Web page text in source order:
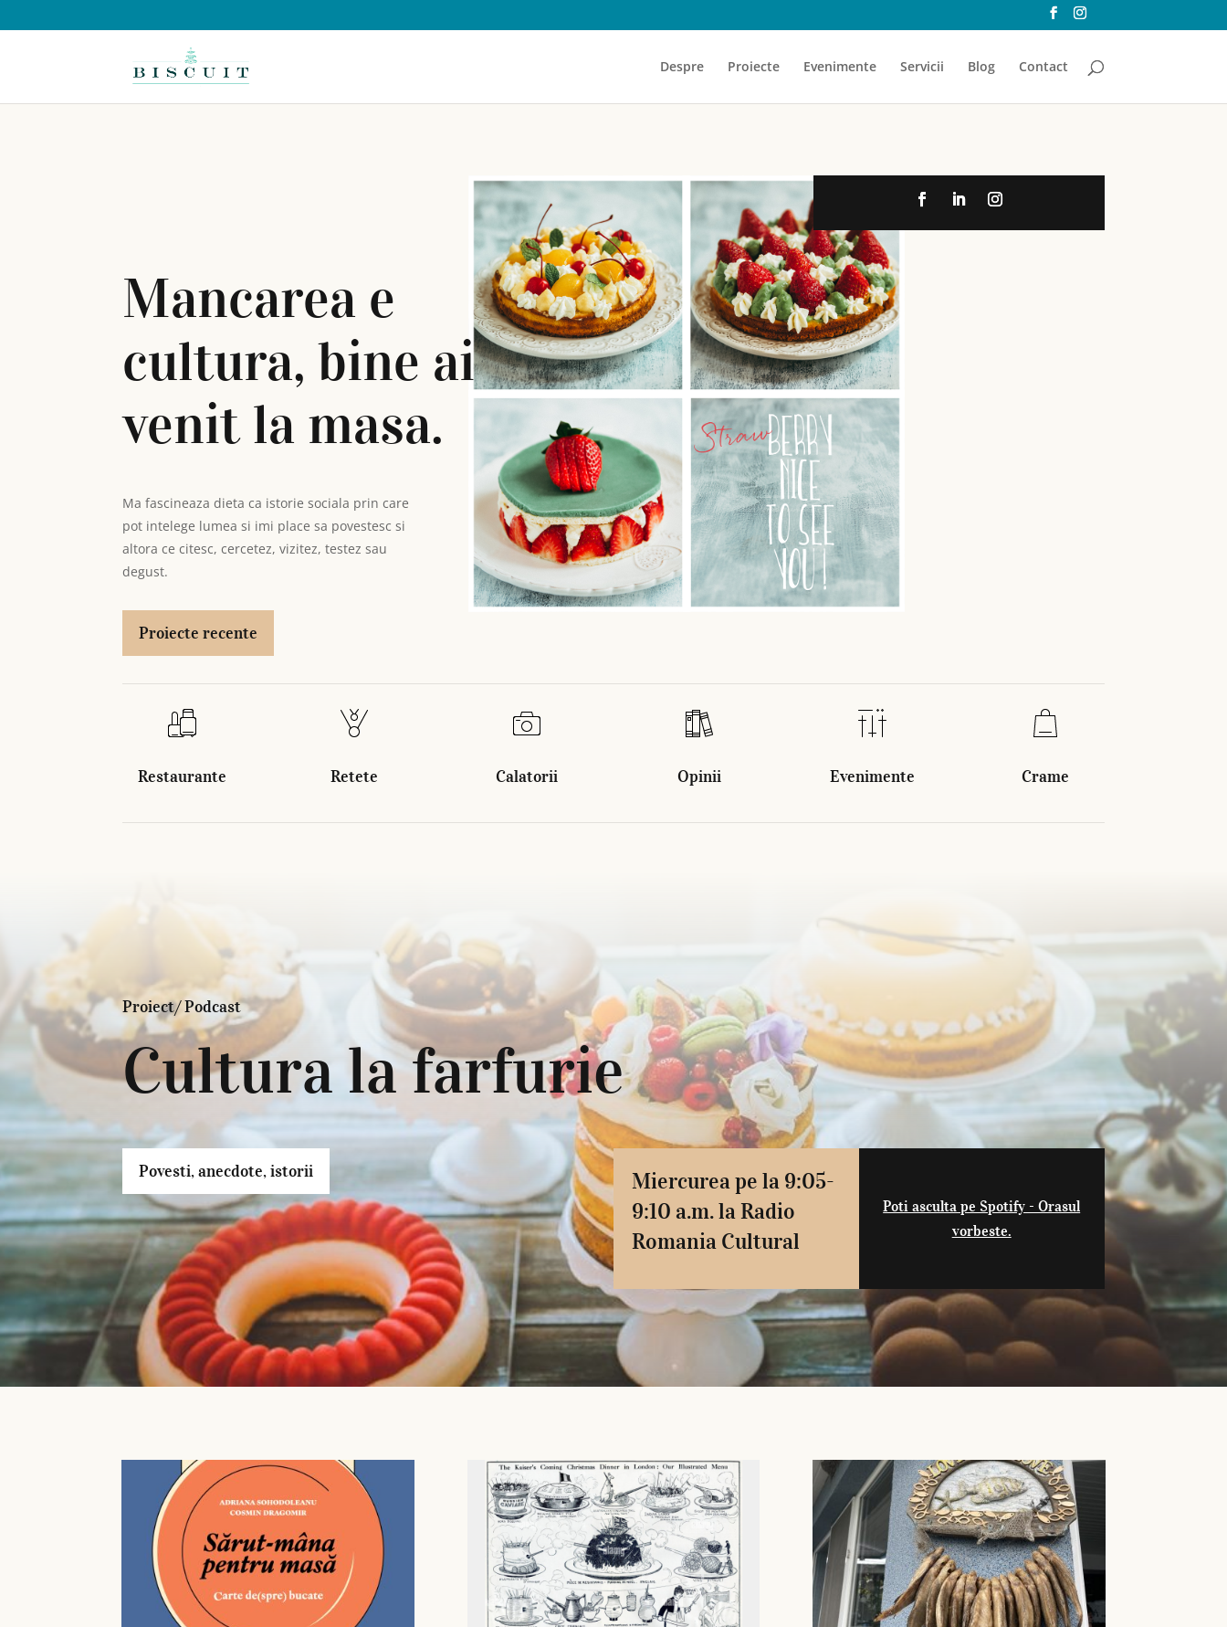
Despre Proiecte Evenimente Servicii Blog Contact
Mancarea e
cultura, bine ai
venit la masa.
Ma fascineaza dieta ca istorie sociala prin care
pot intelege lumea si imi place sa povestesc si
altora ce citesc, cercetez, vizitez, testez sau
degust.
Proiecte recente
Restaurante Retete Calatorii Opinii Evenimente Crame
Proiect/ Podcast
Cultura la farfurie
Povesti, anecdote, istorii
Miercurea pe la 9:05-
9:10 a.m. la Radio
Romania Cultural
Poti asculta pe Spotify - Orasul
vorbeste.